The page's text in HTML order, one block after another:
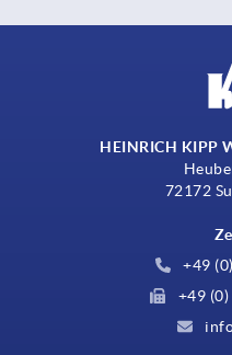
HEINRICH KIPP
72172
+49
+49